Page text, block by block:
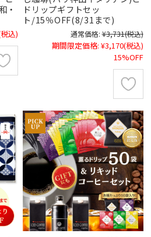
・
込)
ドリップギフトセッ
ト/15％OFF(8/31まで)
通常価格: ¥3,731(税込)
期間限定価格: ¥3,170(税込)
15%OFF